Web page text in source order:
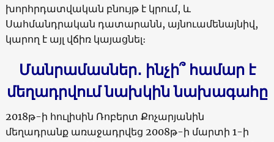
խորհրդատվական բնույթ է կրում, և
Սահմանդրական դատարանն, այնուամենայնիվ,
կարող է այլ վճիռ կայացնել։
Մանրամասներ․ ինչի՞ համար է
մեղադրվում նախկին նախագահը
2018թ-ի հուլիսին Ռոբերտ Քոչարյանին
մեղադրանք առաջադրվեց 2008թ-ի մարտի 1-ի